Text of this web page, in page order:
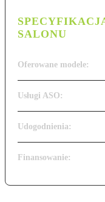
SALONU
Oferowane modele:
Usługi ASO:
Udogodnienia:
Finansowanie: